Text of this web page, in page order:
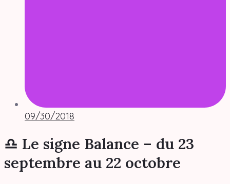
09/30/2018
♎ Le signe Balance – du 23
septembre au 22 octobre